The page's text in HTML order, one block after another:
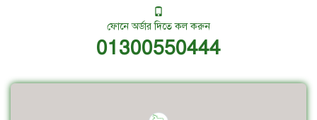
ফোনে অর্ডার দিতে কল করুন
01300550444